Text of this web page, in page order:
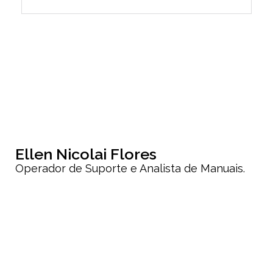
Ellen Nicolai Flores
Operador de Suporte e Analista de Manuais.